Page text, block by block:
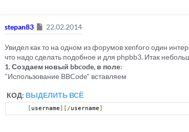
stepan83 Сообщение
22.02.2014
Увидел как то на одном из форумов xenforo один
что надо сделать подобное и для phpbb3. Итак
1. Создаем новый bbcode, в поле:
"Использование BBCode" вставляем
КОД: ВЫДЕЛИТЬ ВСЁ
[ username][/username]